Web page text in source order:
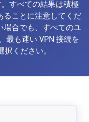
すべての結果は積極
ることに注意してくだ
場合でも、すべてのユ
最も速い VPN 接続を
ください。